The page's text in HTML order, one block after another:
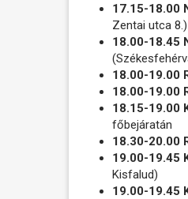
17.15-18.00
Zentai utca 8.)
18.00-18.45
18.00-19.00
18.00-19.00
18.15-19.00
főbejáratán
18.30-20.00
19.00-19.45
Kisfalud)
19.00-19.45